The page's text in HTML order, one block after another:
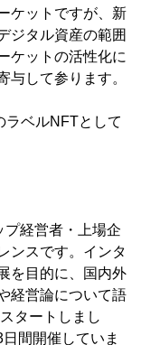
ケットですが、新
ジタル資産の範囲
ケットの活性化に
与して参ります。
ベルNFTとして
プ経営者・上場企
ンスです。インタ
を目的に、国内外
経営論について語
タートしまし
間開催していま